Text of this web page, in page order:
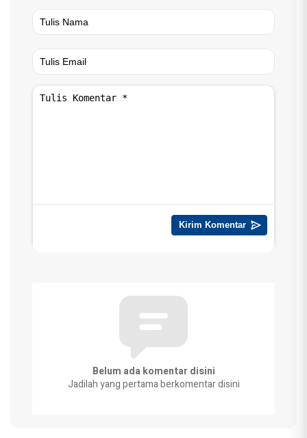
Belum ada komentar disini
Jadilah yang pertama berkomentar disini